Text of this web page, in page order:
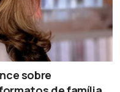
sobre